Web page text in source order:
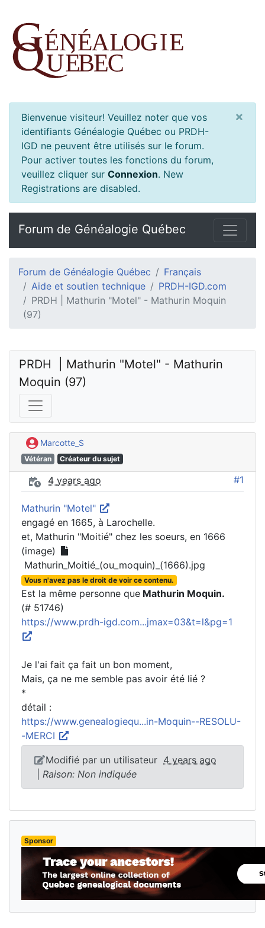
Bienvenue visiteur! Veuillez noter que vos
identifiants Généalogie Québec ou PRDH-
IGD ne peuvent être utilisés sur le forum.
Pour activer toutes les fonctions du forum,
veuillez cliquer sur Connexion. New
Registrations are disabled.
×
Forum de Généalogie Québec
Forum de Généalogie Québec
Français
Aide et soutien technique
PRDH-IGD.com
PRDH | Mathurin "Motel" - Mathurin Moquin
(97)
PRDH  | Mathurin "Motel" - Mathurin
Moquin (97)
Marcotte_S
Vétéran Créateur du sujet
4 years ago #1
Mathurin "Motel"
engagé en 1665, à Larochelle.
et, Mathurin "Moitié" chez les soeurs, en 1666
(image)
Mathurin_Moitié_(ou_moquin)_(1666).jpg
Vous n'avez pas le droit de voir ce contenu.
Est la même personne que Mathurin Moquin.
(# 51746)
https://www.prdh-igd.com...jmax=03&t=l&pg=1
Je l'ai fait ça fait un bon moment,
Mais, ça ne me semble pas avoir été lié ?
*
détail :
https://www.genealogiequ...in-Moquin--RESOLU-
-MERCI
Modifié par un utilisateur 4 years ago
Raison: Non indiquée
Sponsor